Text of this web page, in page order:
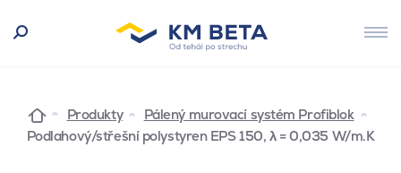
Produkty
Pálený murovací systém Profiblok
Podlahový/střešní polystyren EPS 150, λ = 0,035 W/m.K